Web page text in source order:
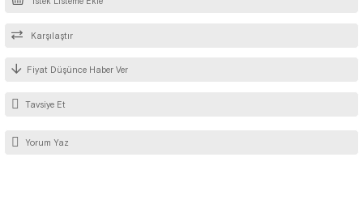
Karşılaştır
Fiyat Düşünce Haber Ver
Tavsiye Et
Yorum Yaz